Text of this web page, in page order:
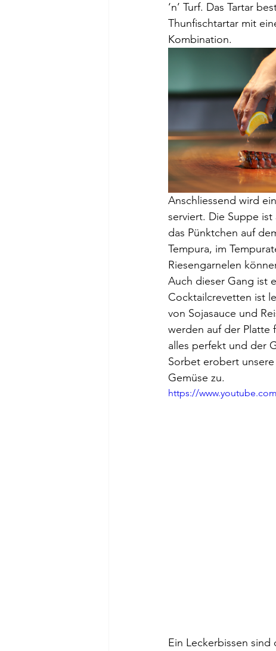
‘n’ Turf. Das Tartar
Thunfischtartar mit
Kombination.
Anschliessend wird
serviert. Die Suppe
das Pünktchen auf
Tempura, im
Riesengarnelen
Auch dieser Gang ist
Cocktailcrevetten ist
von Sojasauce und
werden auf der Platte
alles perfekt und der
Sorbet erobert
Gemüse zu.
https://
Ein Leckerbissen